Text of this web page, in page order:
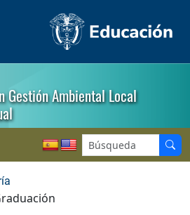
Gestión Ambiental Local